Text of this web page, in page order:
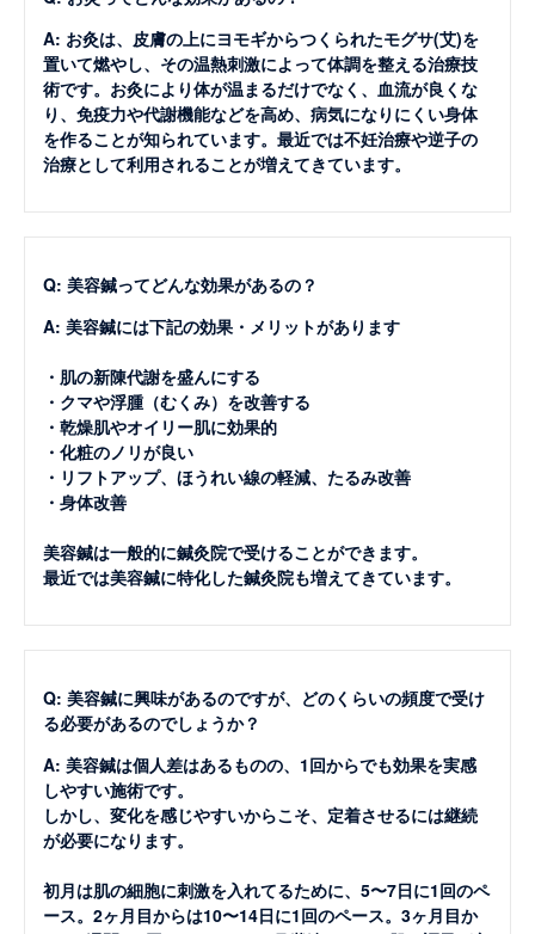
A: お灸は、皮膚の上にヨモギからつくられたモグサ(艾)を
置いて燃やし、その温熱刺激によって体調を整える治療技
術です。お灸により体が温まるだけでなく、血流が良くな
り、免疫力や代謝機能などを高め、病気になりにくい身体
を作ることが知られています。最近では不妊治療や逆子の
治療として利用されることが増えてきています。
Q: 美容鍼ってどんな効果があるの？
A: 美容鍼には下記の効果・メリットがあります
・肌の新陳代謝を盛んにする
・クマや浮腫（むくみ）を改善する
・乾燥肌やオイリー肌に効果的
・化粧のノリが良い
・リフトアップ、ほうれい線の軽減、たるみ改善
・身体改善
美容鍼は一般的に鍼灸院で受けることができます。
最近では美容鍼に特化した鍼灸院も増えてきています。
Q: 美容鍼に興味があるのですが、どのくらいの頻度で受け
る必要があるのでしょうか？
A: 美容鍼は個人差はあるものの、1回からでも効果を実感
しやすい施術です。
しかし、変化を感じやすいからこそ、定着させるには継続
が必要になります。
初月は肌の細胞に刺激を入れてるために、5〜7日に1回のペ
ース。2ヶ月目からは10〜14日に1回のペース。3ヶ月目か